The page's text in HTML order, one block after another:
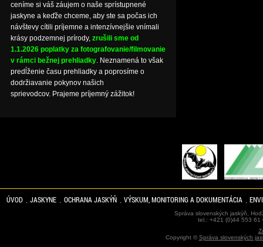
ceníme si váš záujem o naše sprístupnené
jaskyne a keďže chceme, aby ste sa počas ich
návštevy cítili príjemne a intenzívnejšie vnímali
krásy podzemnej prírody, zrušili sme od
1.1.2026 poplatky za fotografovanie/filmovanie
v rámci bežnej prehliadky. Neznamená to však
predĺženie času prehliadky a poprosíme o
dodržiavanie pokynov našich
sprievodcov. Prajeme príjemný zážitok!
ÚVOD JASKYNE OCHRANA JASKÝŇ VÝSKUM, MONITORING A DOKUMENTÁCIA
Správa slovenských jaskýň,
tel.: +421 (0)44 553
Copyright ©Správa slovenských